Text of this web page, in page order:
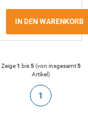
IN DEN WARENKORB
Zeige1 bis5(von insgesamt5
Artikel)
1